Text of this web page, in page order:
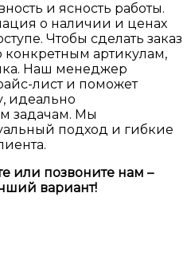
и ясность работы.
о наличии и ценах
Чтобы сделать заказ
конкретным артикулам,
Наш менеджер
лист и поможет
идеально
задачам. Мы
подход и гибкие
или позвоните нам –
вариант!